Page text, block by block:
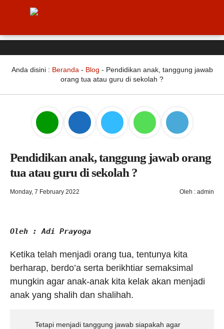
Anda disini : Beranda - Blog - Pendidikan anak, tanggung jawab
orang tua atau guru di sekolah ?
Pendidikan anak, tanggung jawab orang
tua atau guru di sekolah ?
Monday, 7 February 2022 Oleh : admin
Oleh : Adi Prayoga
Ketika telah menjadi orang tua, tentunya kita
berharap, berdo’a serta berikhtiar semaksimal
mungkin agar anak-anak kita kelak akan menjadi
anak yang shalih dan shalihah.
Tetapi menjadi tanggung jawab siapakah agar